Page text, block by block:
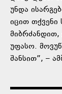
უნდა
იცით თქვენი
უფასო.
შანსით”, –